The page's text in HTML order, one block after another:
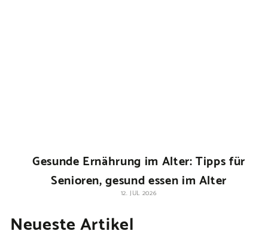
Gesunde Ernährung im Alter: Tipps für
Senioren, gesund essen im Alter
12. JUL 2026
Neueste Artikel